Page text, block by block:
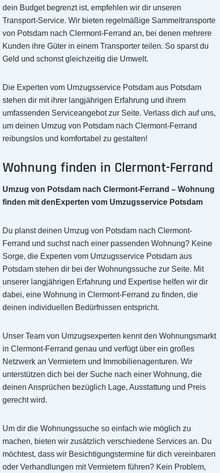
dein Budget begrenzt ist, empfehlen wir dir unseren
Transport-Service. Wir bieten regelmäßige Sammeltransporte
von Potsdam nach Clermont-Ferrand an, bei denen mehrere
Kunden ihre Güter in einem Transporter teilen. So sparst du
Geld und schonst gleichzeitig die Umwelt.
Die Experten vom Umzugsservice Potsdam aus Potsdam
stehen dir mit ihrer langjährigen Erfahrung und ihrem
umfassenden Serviceangebot zur Seite. Verlass dich auf uns,
um deinen Umzug von Potsdam nach Clermont-Ferrand
reibungslos und komfortabel zu gestalten!
Wohnung finden in Clermont-Ferrand
Umzug von Potsdam nach Clermont-Ferrand – Wohnung
finden mit denExperten vom Umzugsservice Potsdam
Du planst deinen Umzug von Potsdam nach Clermont-
Ferrand und suchst nach einer passenden Wohnung? Keine
Sorge, die Experten vom Umzugsservice Potsdam aus
Potsdam stehen dir bei der Wohnungssuche zur Seite. Mit
unserer langjährigen Erfahrung und Expertise helfen wir dir
dabei, eine Wohnung in Clermont-Ferrand zu finden, die
deinen individuellen Bedürfnissen entspricht.
Unser Team von Umzugsexperten kennt den Wohnungsmarkt
in Clermont-Ferrand genau und verfügt über ein großes
Netzwerk an Vermietern und Immobilienagenturen. Wir
unterstützen dich bei der Suche nach einer Wohnung, die
deinen Ansprüchen bezüglich Lage, Ausstattung und Preis
gerecht wird.
Um dir die Wohnungssuche so einfach wie möglich zu
machen, bieten wir zusätzlich verschiedene Services an. Du
möchtest, dass wir Besichtigungstermine für dich vereinbaren
oder Verhandlungen mit Vermietern führen? Kein Problem,